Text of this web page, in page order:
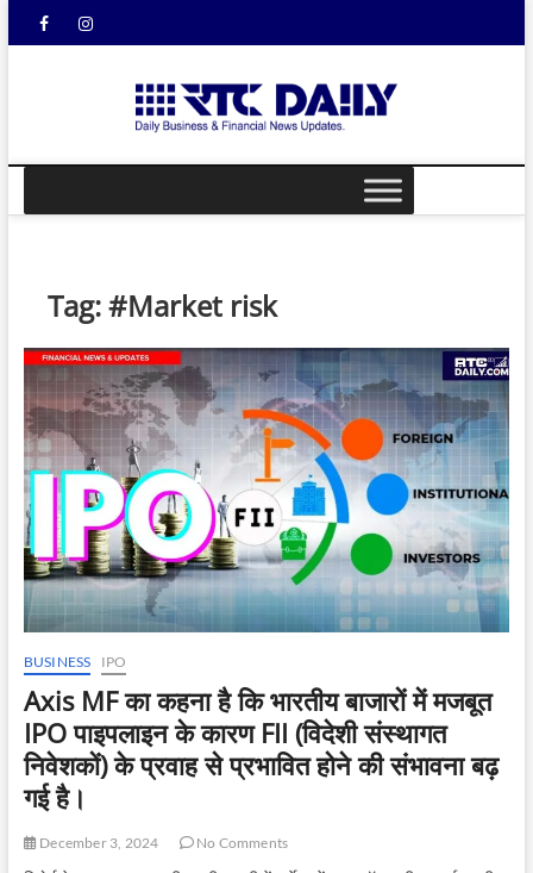
FacebookInstagram
DAILY
Tag:#Market risk
BUSINESS IPO
Axis MF का कहना है कि भारतीय बाजारों में मजबूत
IPO पाइपलाइन के कारण FII (विदेशी संस्थागत
निवेशकों) के प्रवाह से प्रभावित होने की संभावना बढ़
गई है।
December 3, 2024 No Comments